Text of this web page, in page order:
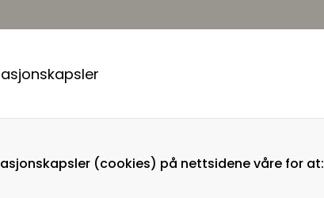
(cookies) på nettsidene våre for at:
person til
sikrer
med å følge opp